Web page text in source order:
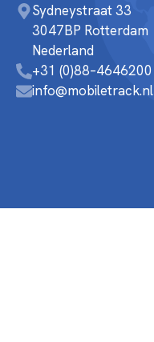
Sydneystraat 33
3047BP Rotterdam
Nederland
+31 (0)88–4646200
info@mobiletrack.nl